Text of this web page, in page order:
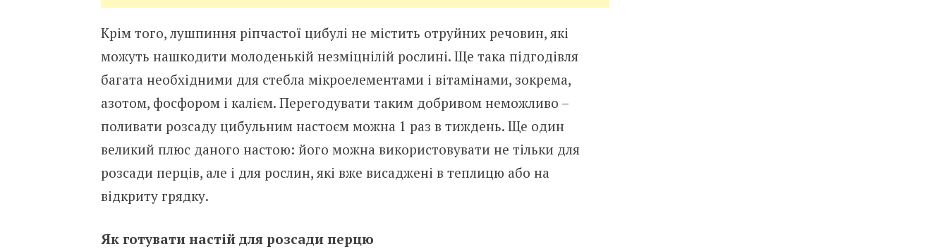
Крім того, лушпиння ріпчастої цибулі не містить отруйних речовин, які
можуть нашкодити молоденькій незміцнілій рослині. Ще така підгодівля
багата необхідними для стебла мікроелементами і вітамінами, зокрема,
азотом, фосфором і калієм. Перегодувати таким добривом неможливо –
поливати розсаду цибульним настоєм можна 1 раз в тиждень. Ще один
великий плюс даного настою: його можна використовувати не тільки для
розсади перців, але і для рослин, які вже висаджені в теплицю або на
відкриту грядку.
Як готувати настій для розсади перцю